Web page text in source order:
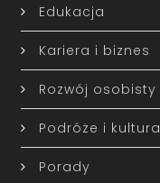
Edukacja
Kariera i biznes
Rozwój osobisty
Podróże i kultura
Porady